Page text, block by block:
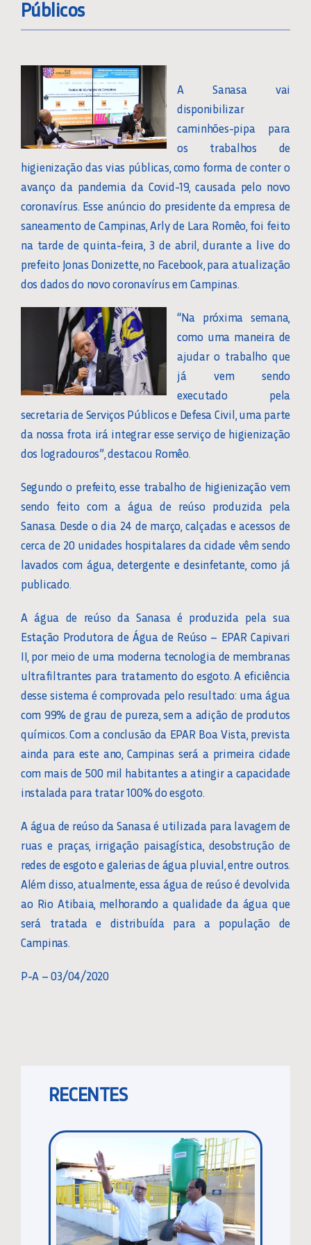
Públicos
A Sanasa vai
disponibilizar
caminhões-pipa para
os trabalhos de
higienização das vias públicas, como forma de conter o
avanço da pandemia da Covid-19, causada pelo novo
coronavírus. Esse anúncio do presidente da empresa de
saneamento de Campinas, Arly de Lara Romêo, foi feito
na tarde de quinta-feira, 3 de abril, durante a live do
prefeito Jonas Donizette, no Facebook, para atualização
dos dados do novo coronavírus em Campinas.
“Na próxima semana,
como uma maneira de
ajudar o trabalho que
já vem sendo
executado pela
secretaria de Serviços Públicos e Defesa Civil, uma parte
da nossa frota irá integrar esse serviço de higienização
dos logradouros”, destacou Romêo.
Segundo o prefeito, esse trabalho de higienização vem
sendo feito com a água de reúso produzida pela
Sanasa. Desde o dia 24 de março, calçadas e acessos de
cerca de 20 unidades hospitalares da cidade vêm sendo
lavados com água, detergente e desinfetante, como já
publicado.
A água de reúso da Sanasa é produzida pela sua
Estação Produtora de Água de Reúso – EPAR Capivari
II, por meio de uma moderna tecnologia de membranas
ultrafiltrantes para tratamento do esgoto. A eficiência
desse sistema é comprovada pelo resultado: uma água
com 99% de grau de pureza, sem a adição de produtos
químicos. Com a conclusão da EPAR Boa Vista, prevista
ainda para este ano, Campinas será a primeira cidade
com mais de 500 mil habitantes a atingir a capacidade
instalada para tratar 100% do esgoto.
A água de reúso da Sanasa é utilizada para lavagem de
ruas e praças, irrigação paisagística, desobstrução de
redes de esgoto e galerias de água pluvial, entre outros.
Além disso, atualmente, essa água de reúso é devolvida
ao Rio Atibaia, melhorando a qualidade da água que
será tratada e distribuída para a população de
Campinas.
P-A – 03/04/2020
RECENTES